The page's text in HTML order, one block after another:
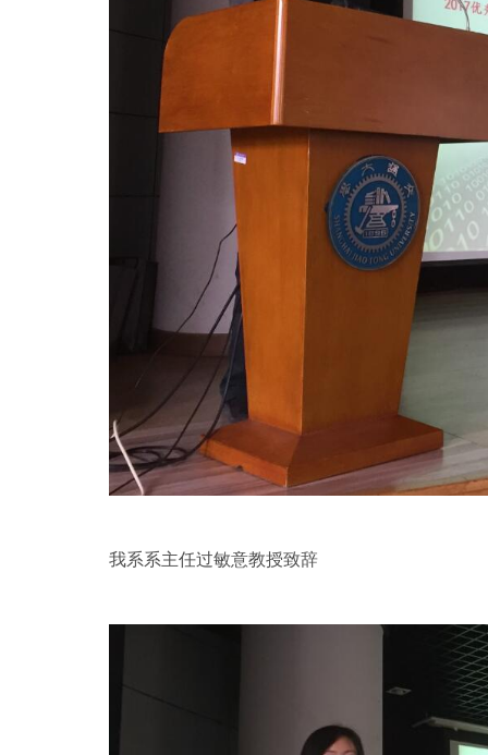
我系系主任过敏意教授致辞